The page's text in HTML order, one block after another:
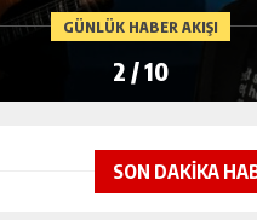
GÜNLÜK HABER AKIŞI
2 /10
SON DAKİKA